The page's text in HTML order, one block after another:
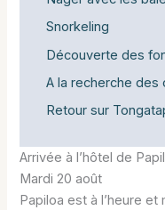
Snorkeling
Découverte des
A la recherche des
Retour sur
Arrivée à l’hôtel de
Mardi 20 août
Papiloa est à l’heure et